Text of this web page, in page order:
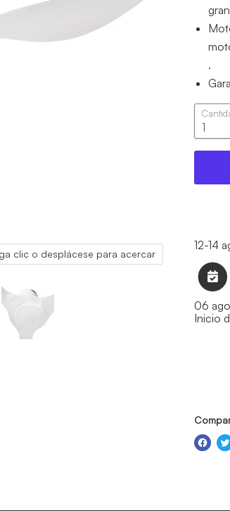
clic o desplácese para acercar
.
12-14
06
Inicio